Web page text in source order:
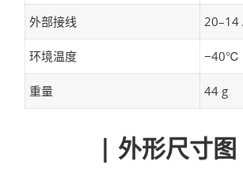
外部接线 20–14
环境温度 −40℃
重量 44 g
| 外形尺寸